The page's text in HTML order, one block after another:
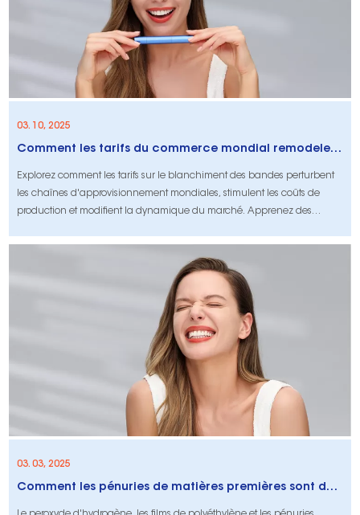
03. 10, 2025
Comment les tarifs du commerce mondial remodeler les bandes de blanchiment des chaînes
Explorez comment les tarifs sur le blanchiment des bandes perturbent
les chaînes d'approvisionnement mondiales, stimulent les coûts de
production et modifient la dynamique du marché. Apprenez des
tarifs et la conformité transfrontalière.
03. 03, 2025
Comment les pénuries de matières premières sont de remodeler la chaîne d'approvisionnement des bandes de blanchiment en 2025